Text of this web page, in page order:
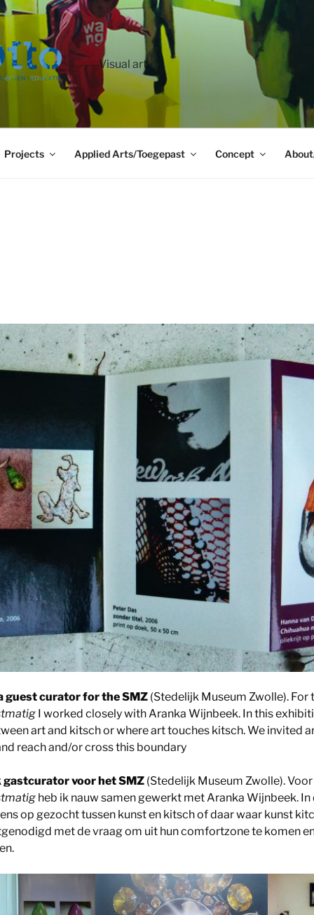
Visual art
Projects Applied Arts/Toegepast Concept
guest curator for the SMZ (Stedelijk Museum Zwolle).
I worked closely with Aranka Wijnbeek. In this
art and kitsch or where art touches kitsch. We invited
reach and/or cross this boundary
gastcurator voor het SMZ (Stedelijk Museum Zwolle).
heb ik nauw samen gewerkt met Aranka Wijnbeek.
op gezocht tussen kunst en kitsch of daar waar kunst
met de vraag om uit hun comfortzone te komen